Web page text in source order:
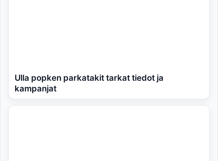
Ulla popken parkatakit tarkat tiedot ja
kampanjat